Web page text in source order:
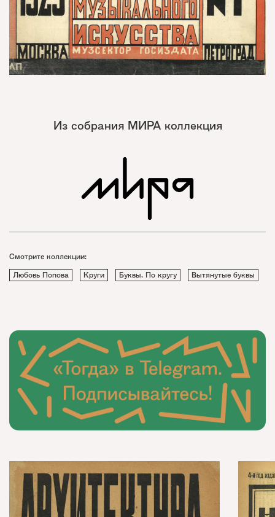
Из собрания МИРА коллекция
Смотрите коллекции:
Любовь Попова
Круги Буквы. По кругу Вытянутые буквы